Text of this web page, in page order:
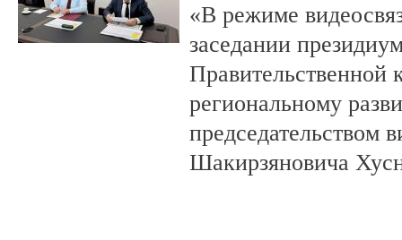
«В режиме
заседании
Правительственной
региональному
председательством
Шакирзяновича